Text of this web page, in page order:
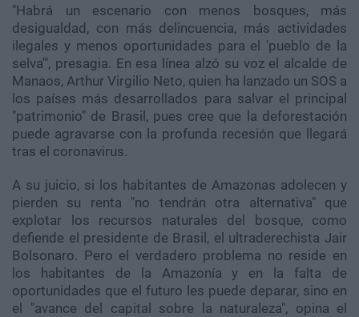
"Habrá un escenario con menos bosques, más
desigualdad, con más delincuencia, más actividades
ilegales y menos oportunidades para el 'pueblo de la
selva'", presagia. En esa línea alzó su voz el alcalde de
Manaos, Arthur Virgilio Neto, quien ha lanzado un SOS a
los países más desarrollados para salvar el principal
"patrimonio" de Brasil, pues cree que la deforestación
puede agravarse con la profunda recesión que llegará
tras el coronavirus.
A su juicio, si los habitantes de Amazonas adolecen y
pierden su renta "no tendrán otra alternativa" que
explotar los recursos naturales del bosque, como
defiende el presidente de Brasil, el ultraderechista Jair
Bolsonaro. Pero el verdadero problema no reside en
los habitantes de la Amazonía y en la falta de
oportunidades que el futuro les puede deparar, sino en
el "avance del capital sobre la naturaleza", opina el